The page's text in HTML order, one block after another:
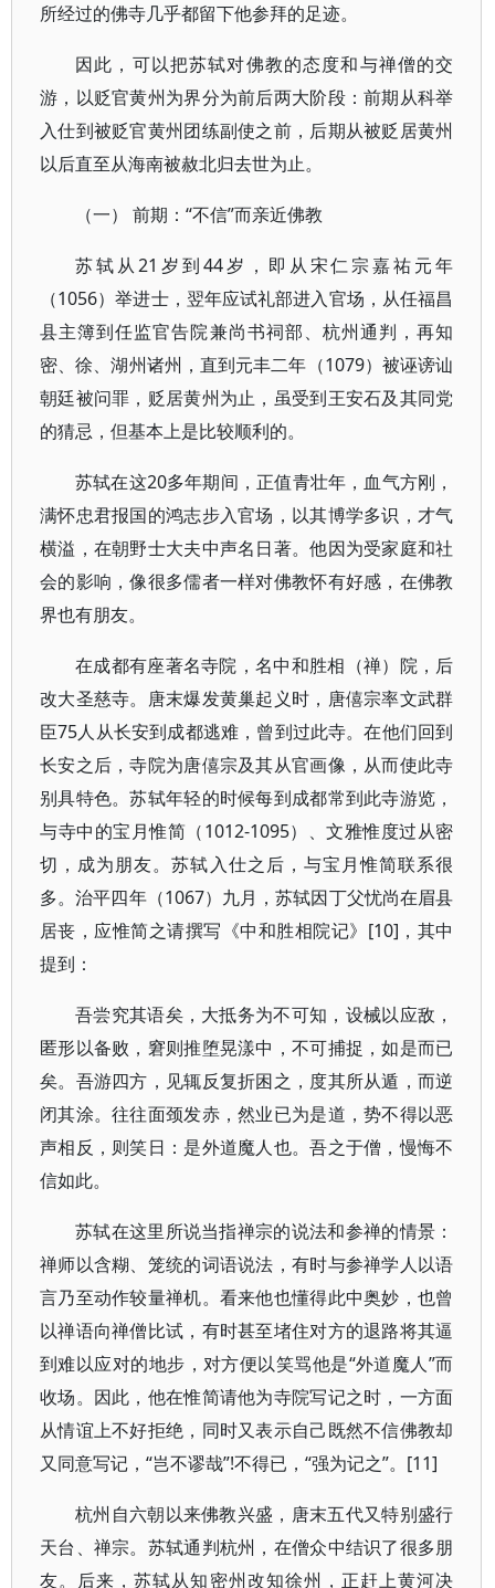
所经过的佛寺几乎都留下他参拜的足迹。
因此，可以把苏轼对佛教的态度和与禅僧的交
游，以贬官黄州为界分为前后两大阶段：前期从科举
入仕到被贬官黄州团练副使之前，后期从被贬居黄州
以后直至从海南被赦北归去世为止。
（一） 前期：“不信”而亲近佛教
苏轼从21岁到44岁，即从宋仁宗嘉祐元年
（1056）举进士，翌年应试礼部进入官场，从任福昌
县主簿到任监官告院兼尚书祠部、杭州通判，再知
密、徐、湖州诸州，直到元丰二年（1079）被诬谤讪
朝廷被问罪，贬居黄州为止，虽受到王安石及其同党
的猜忌，但基本上是比较顺利的。
苏轼在这20多年期间，正值青壮年，血气方刚，
满怀忠君报国的鸿志步入官场，以其博学多识，才气
横溢，在朝野士大夫中声名日著。他因为受家庭和社
会的影响，像很多儒者一样对佛教怀有好感，在佛教
界也有朋友。
在成都有座著名寺院，名中和胜相（禅）院，后
改大圣慈寺。唐末爆发黄巢起义时，唐僖宗率文武群
臣75人从长安到成都逃难，曾到过此寺。在他们回到
长安之后，寺院为唐僖宗及其从官画像，从而使此寺
别具特色。苏轼年轻的时候每到成都常到此寺游览，
与寺中的宝月惟简（1012-1095）、文雅惟度过从密
切，成为朋友。苏轼入仕之后，与宝月惟简联系很
多。治平四年（1067）九月，苏轼因丁父忧尚在眉县
居丧，应惟简之请撰写《中和胜相院记》[10]，其中
提到：
吾尝究其语矣，大抵务为不可知，设械以应敌，
匿形以备败，窘则推堕晃漾中，不可捕捉，如是而已
矣。吾游四方，见辄反复折困之，度其所从遁，而逆
闭其涂。往往面颈发赤，然业已为是道，势不得以恶
声相反，则笑日：是外道魔人也。吾之于僧，慢悔不
信如此。
苏轼在这里所说当指禅宗的说法和参禅的情景：
禅师以含糊、笼统的词语说法，有时与参禅学人以语
言乃至动作较量禅机。看来他也懂得此中奥妙，也曾
以禅语向禅僧比试，有时甚至堵住对方的退路将其逼
到难以应对的地步，对方便以笑骂他是“外道魔人”而
收场。因此，他在惟简请他为寺院写记之时，一方面
从情谊上不好拒绝，同时又表示自己既然不信佛教却
又同意写记，“岂不谬哉”!不得已，“强为记之”。[11]
杭州自六朝以来佛教兴盛，唐末五代又特别盛行
天台、禅宗。苏轼通判杭州，在僧众中结识了很多朋
友。后来，苏轼从知密州改知徐州，正赶上黄河决